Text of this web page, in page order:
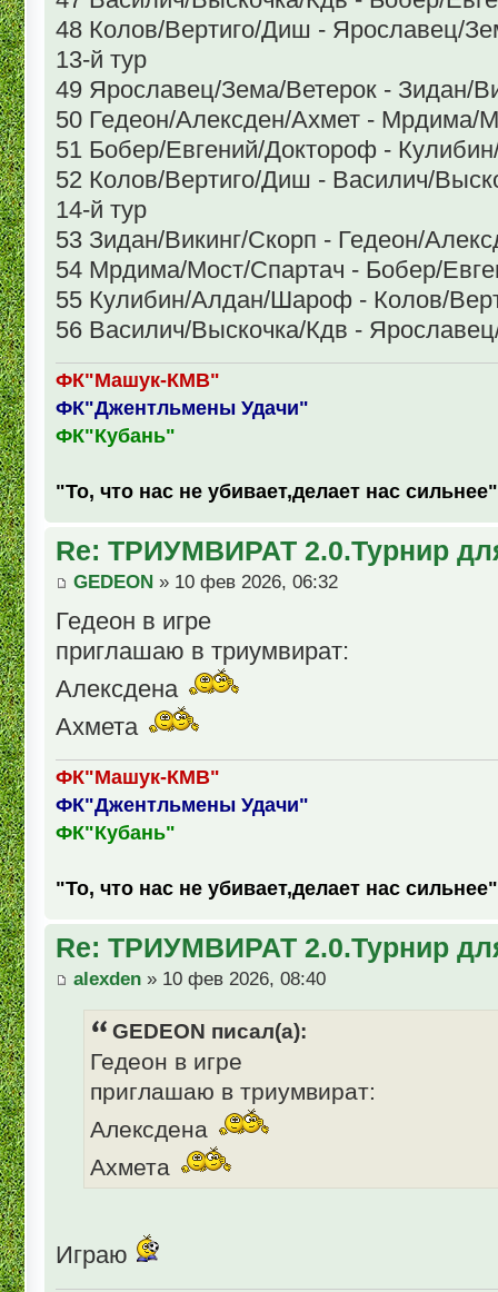
48 Колов/Вертиго/Диш - Ярославец/
13-й тур
49 Ярославец/Зема/Ветерок - Зидан/
50 Гедеон/Алексден/Ахмет - Мрдима/
51 Бобер/Евгений/Доктороф -
52 Колов/Вертиго/Диш - Василич/
14-й тур
53 Зидан/Викинг/Скорп - Гедеон/
54 Мрдима/Мост/Спартач - Бобер/
55 Кулибин/Алдан/Шароф - Колов/
56 Василич/Выскочка/Кдв -
ФК"Машук-КМВ"
ФК"Джентльмены Удачи"
ФК"Кубань"
"То, что нас не убивает,делает нас сильнее"
Re: ТРИУМВИРАТ 2.0.Турнир
GEDEON » 10 фев 2026, 06:32
Гедеон в игре
приглашаю в триумвират:
Алексдена
Ахмета
ФК"Машук-КМВ"
ФК"Джентльмены Удачи"
ФК"Кубань"
"То, что нас не убивает,делает нас сильнее"
Re: ТРИУМВИРАТ 2.0.Турнир
alexden » 10 фев 2026, 08:40
GEDEON писал(а):
Гедеон в игре
приглашаю в триумвират:
Алексдена
Ахмета
Играю